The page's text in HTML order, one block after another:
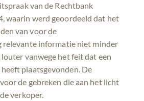
van de Rechtbank
waarin werd geoordeeld dat het
van voor de
relevante informatie niet minder
vanwege het feit dat een
plaatsgevonden. De
de gebreken die aan het licht
verkoper.